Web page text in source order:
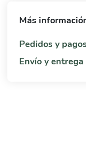
Más
Pedidos y
Envío y entrega